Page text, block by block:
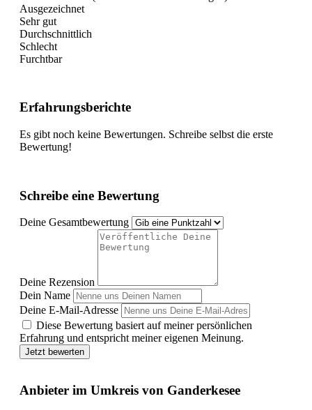
Ausgezeichnet
Sehr gut
Durchschnittlich
Schlecht
Furchtbar
Erfahrungsberichte
Es gibt noch keine Bewertungen. Schreibe selbst die erste
Bewertung!
Schreibe eine Bewertung
Deine Gesamtbewertung
Deine Rezension
Dein Name
Deine E-Mail-Adresse
Diese Bewertung basiert auf meiner persönlichen
Erfahrung und entspricht meiner eigenen Meinung.
Jetzt bewerten
Anbieter im Umkreis von Ganderkesee